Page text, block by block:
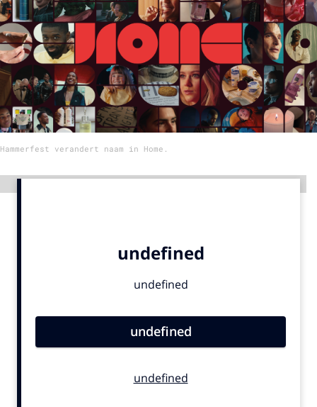
Menu
Home
9 sept: GenAI-training
12 nov: MarketingLive!
Adverteren
Events
Opleidingen
Vacatures
Bureaus
Hammerfest verandert naam in Home.